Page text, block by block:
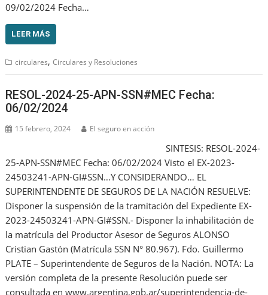
09/02/2024 Fecha…
LEER MÁS
circulares,Circulares y Resoluciones
RESOL-2024-25-APN-SSN#MEC Fecha:
06/02/2024
15 febrero, 2024 El seguro en acción
SINTESIS: RESOL-2024-
25-APN-SSN#MEC Fecha: 06/02/2024 Visto el EX-2023-
24503241-APN-GI#SSN…Y CONSIDERANDO… EL
SUPERINTENDENTE DE SEGUROS DE LA NACIÓN RESUELVE:
Disponer la suspensión de la tramitación del Expediente EX-
2023-24503241-APN-GI#SSN.- Disponer la inhabilitación de
la matrícula del Productor Asesor de Seguros ALONSO
Cristian Gastón (Matrícula SSN N° 80.967). Fdo. Guillermo
PLATE – Superintendente de Seguros de la Nación. NOTA: La
versión completa de la presente Resolución puede ser
consultada en www.argentina.gob.ar/superintendencia-de-